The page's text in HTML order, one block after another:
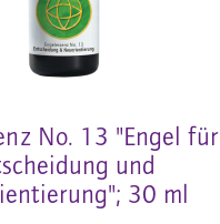
No. 13 "Engel für
und
30 ml